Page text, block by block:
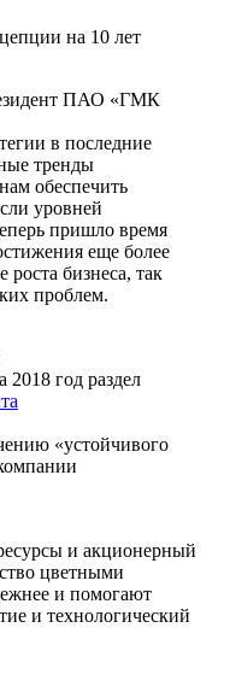
на 10 лет
ПАО «ГМК
в последние
тренды
обеспечить
уровней
пришло время
еще более
роста бизнеса, так
проблем.
2018 год раздел
«устойчивого
и акционерный
цветными
и помогают
и технологический